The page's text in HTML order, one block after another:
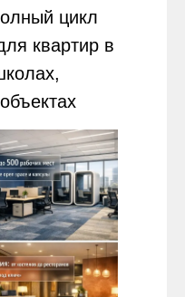
цикл
квартир в